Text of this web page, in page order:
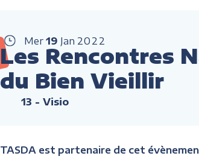
Mer 19 Jan 2022
Les Rencontres
du Bien Vieillir
13 - Visio
TASDA est partenaire de cet